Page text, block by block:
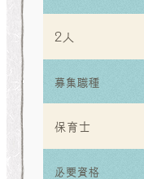
2人
募集職種
保育士
必要資格